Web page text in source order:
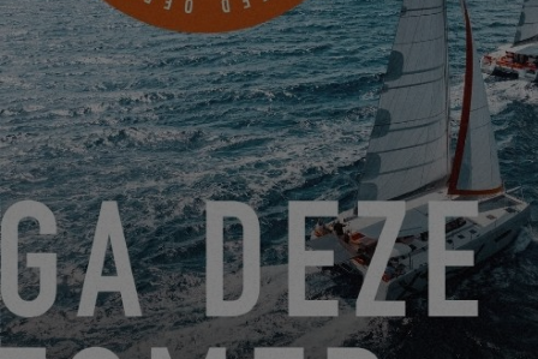
TREFFEN SIE DAVID, JEAN-PIERRE UND BÉATRICE AN
BORD IHRER EXCESS 14
15.05.24